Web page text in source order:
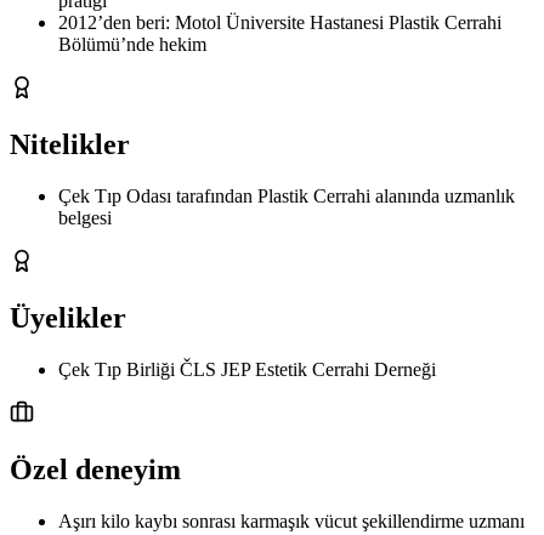
2012’den beri: Motol Üniversite Hastanesi Plastik Cerrahi
Bölümü’nde hekim
Nitelikler
Çek Tıp Odası tarafından Plastik Cerrahi alanında uzmanlık
belgesi
Üyelikler
Çek Tıp Birliği ČLS JEP Estetik Cerrahi Derneği
Özel deneyim
Aşırı kilo kaybı sonrası karmaşık vücut şekillendirme uzmanı